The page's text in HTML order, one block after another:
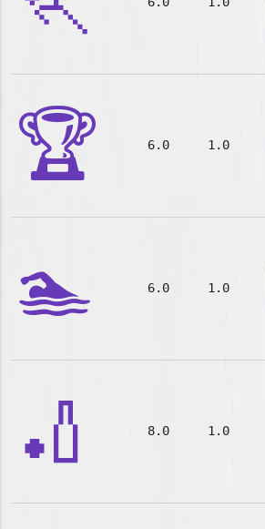
🏆 6.0 1.0
🏊 6.0 1.0
🏏 8.0 1.0